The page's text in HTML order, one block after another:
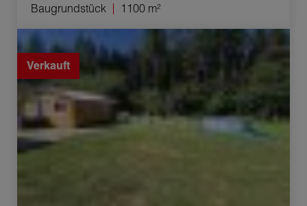
Baugrundstück 1100 m²
Verkauf Haus Le Deschaux 2 Zimmer 30 m²
Verkauft